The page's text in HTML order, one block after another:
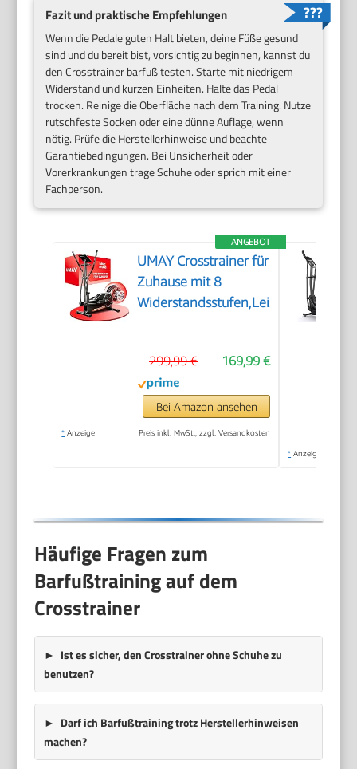
Fazit und praktische Empfehlungen
Wenn die Pedale guten Halt bieten, deine Füße gesund
sind und du bereit bist, vorsichtig zu beginnen, kannst du
den Crosstrainer barfuß testen. Starte mit niedrigem
Widerstand und kurzen Einheiten. Halte das Pedal
trocken. Reinige die Oberfläche nach dem Training. Nutze
rutschfeste Socken oder eine dünne Auflage, wenn
nötig. Prüfe die Herstellerhinweise und beachte
Garantiebedingungen. Bei Unsicherheit oder
Vorerkrankungen trage Schuhe oder sprich mit einer
Fachperson.
ANGEBOT
UMAY Crosstrainer für
Zuhause mit 8
Widerstandsstufen,Leiser
169,99 €
299,99 €
Bei Amazon ansehen
* Anzeige Preis inkl. MwSt., zzgl. Versandkosten
* Anzeige
Häufige Fragen zum
Barfußtraining auf dem
Crosstrainer
Ist es sicher, den Crosstrainer ohne Schuhe zu
benutzen?
Darf ich Barfußtraining trotz Herstellerhinweisen
machen?